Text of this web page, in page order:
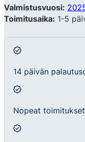
Valmistusvuosi:
Toimitusaika: 1-5
14 päivän
Nopeat toimitukset